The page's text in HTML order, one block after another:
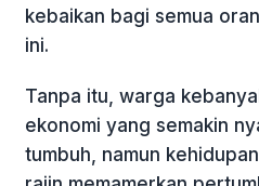
kebaikan bagi semua
ini.
Tanpa itu, warga
ekonomi yang semakin
tumbuh, namun